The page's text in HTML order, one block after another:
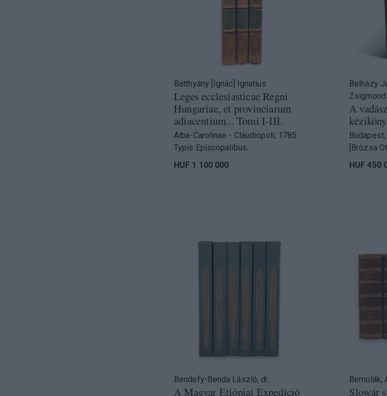
Batthyány [Ignác] Ignatius
Leges ecclesiasticae Regni
Hungariae, et provinciarum
adiacentium... Tomi I-III.
Alba-Carolinae - Claudiopoli, 1785.
Typis Episcopalibus.
HUF 1 100 000
Belházy
A
[Brózsa
HUF 450
Bendefy-Benda László, dr.:
A Magyar Etiópiai Expedíció
Bernolák,
Slowár